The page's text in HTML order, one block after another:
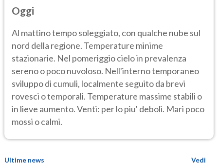
Oggi
Al mattino tempo soleggiato, con qualche nube sul
nord della regione. Temperature minime
stazionarie. Nel pomeriggio cielo in prevalenza
sereno o poco nuvoloso. Nell'interno temporaneo
sviluppo di cumuli, localmente seguito da brevi
rovesci o temporali. Temperature massime stabili o
in lieve aumento. Venti: per lo piu' deboli. Mari poco
mossi o calmi.
Ultime news
Vedi